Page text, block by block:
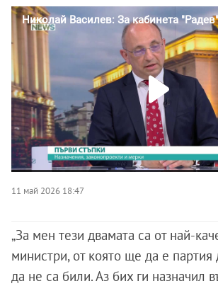
11 май 2026 18:47
„За мен тези двамата са от най-
министри, от която ще да е партия
да не са били. Аз бих ги назначил